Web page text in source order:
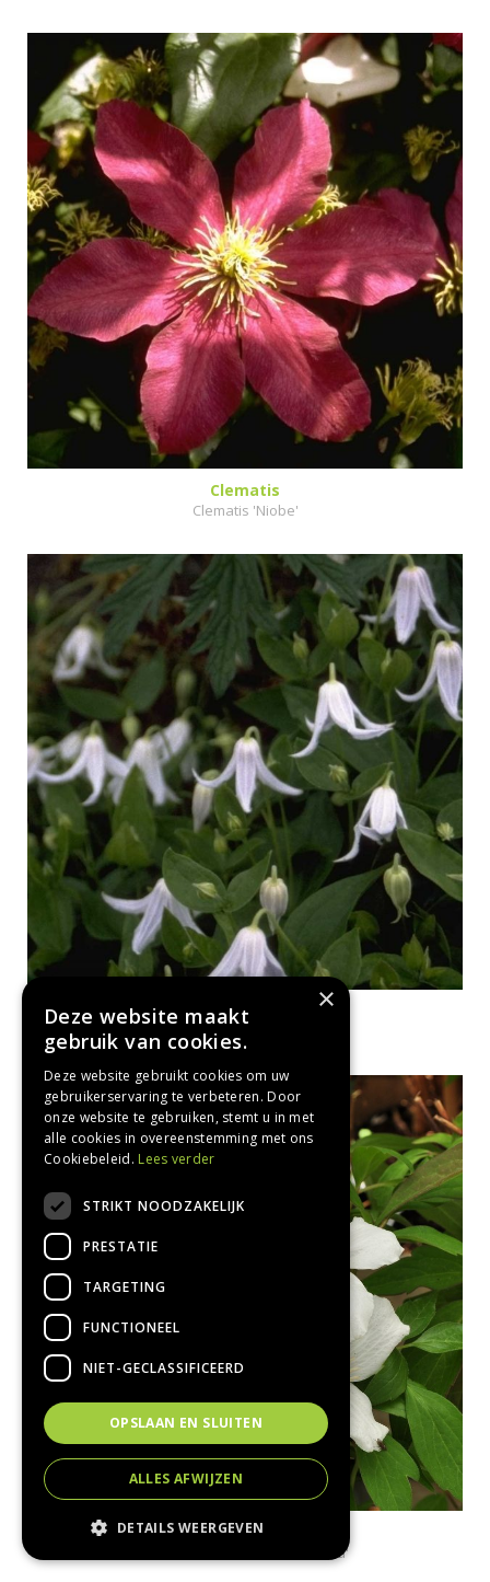
Clematis
Clematis 'Niobe'
Clematis
Clematis integrifolia 'Alba'
Clematis
Clematis montana 'Grandiflora'
×
Deze website maakt
gebruik van cookies.
Deze website gebruikt cookies om uw
gebruikerservaring te verbeteren. Door
onze website te gebruiken, stemt u in met
alle cookies in overeenstemming met ons
Cookiebeleid. Lees verder
STRIKT NOODZAKELIJK
PRESTATIE
TARGETING
FUNCTIONEEL
NIET-GECLASSIFICEERD
OPSLAAN EN SLUITEN
ALLES AFWIJZEN
DETAILS WEERGEVEN